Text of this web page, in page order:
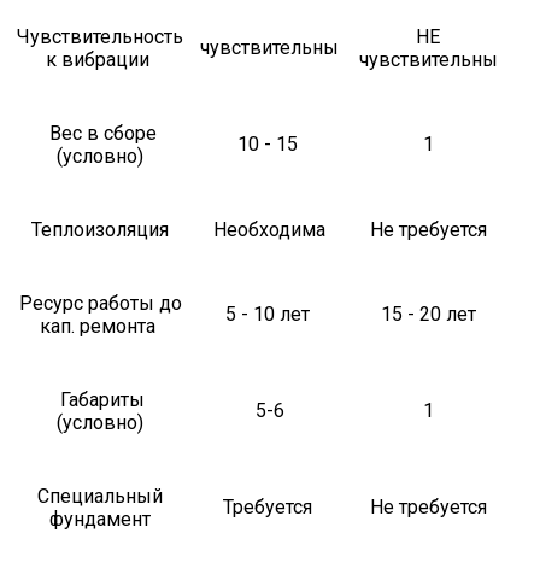
Чувствительность
к вибрации
чувствительны
НЕ
чувствительны
Вес в сборе
(условно)
10 - 15 1
Теплоизоляция Необходима Не требуется
Ресурс работы до
кап. ремонта
5 - 10 лет 15 - 20 лет
Габариты
(условно)
5-6 1
Специальный
фундамент
Требуется Не требуется